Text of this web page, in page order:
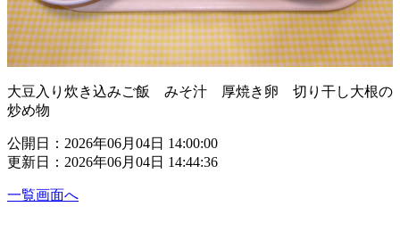
大豆入り炊き込みご飯 みそ汁 厚焼き卵 切り干し大根の
炒め物
公開日：2026年06月04日 14:00:00
更新日：2026年06月04日 14:44:36
一覧画面へ